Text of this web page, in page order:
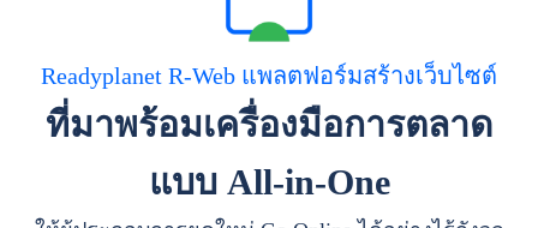
Readyplanet R-Web แพลตฟอร์มสร้างเว็บไซต์
ที่มาพร้อมเครื่องมือการตลาด
แบบ All-in-One